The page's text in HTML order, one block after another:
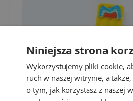
Niniejsza strona
Wykorzystujemy pliki cookie,
ruch w naszej witrynie, a
o tym, jak korzystasz z naszej